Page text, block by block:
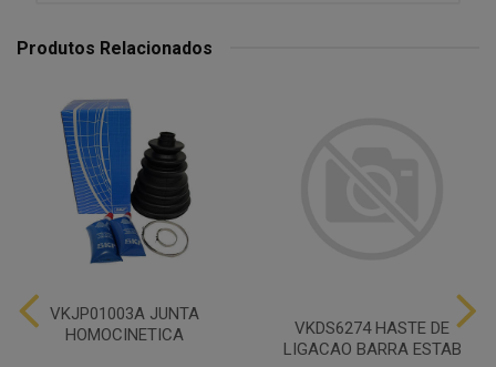
Produtos Relacionados
VKJP01003A JUNTA
HOMOCINETICA
VKDS6274 HASTE DE
LIGACAO BARRA ESTAB